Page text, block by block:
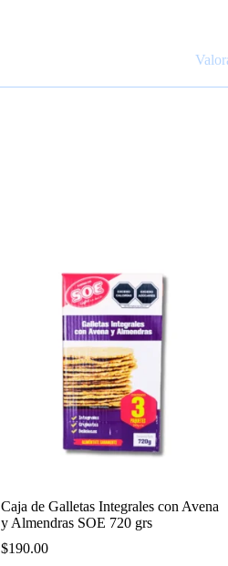
Caja de Galletas Integrales con Avena
y Almendras SOE 720 grs
$190.00